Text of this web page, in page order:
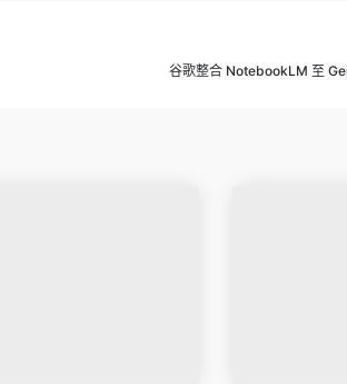
谷歌整合 NotebookLM 至